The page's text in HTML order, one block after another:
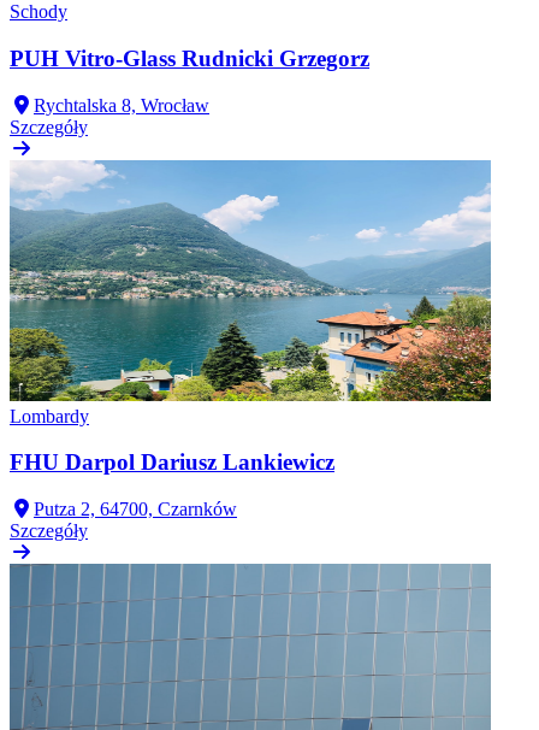
Schody
PUH Vitro-Glass Rudnicki Grzegorz
Rychtalska 8, Wrocław
Szczegóły
Lombardy
FHU Darpol Dariusz Lankiewicz
Putza 2, 64700, Czarnków
Szczegóły